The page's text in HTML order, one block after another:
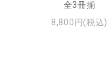
全3冊揃
8,800円(税込)